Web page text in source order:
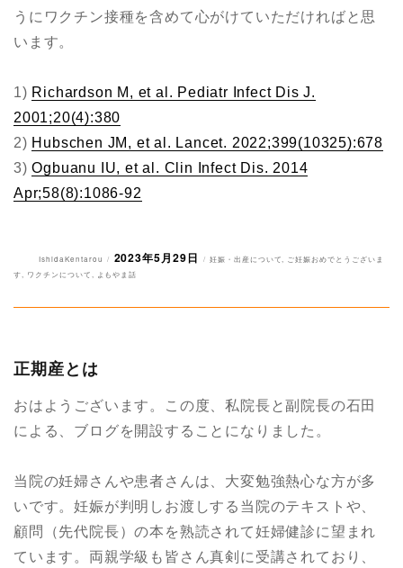
うにワクチン接種を含めて心がけていただければと思
います。
1) Richardson M, et al. Pediatr Infect Dis J.
2001;20(4):380
2) Hubschen JM, et al. Lancet. 2022;399(10325):678
3)Ogbuanu IU, et al. Clin Infect Dis. 2014
Apr;58(8):1086-92
投
者
IshidaKentarou
投
日:
2023年5月29日
カ
妊娠・出産について
ご妊娠おめでとうございま
す, ワクチンについて, よもやま話
正期産とは
おはようございます。この度、私院長と副院長の石田
による、ブログを開設することになりました。
当院の妊婦さんや患者さんは、大変勉強熱心な方が多
いです。妊娠が判明しお渡しする当院のテキストや、
顧問（先代院長）の本を熟読されて妊婦健診に望まれ
ています。両親学級も皆さん真剣に受講されており、